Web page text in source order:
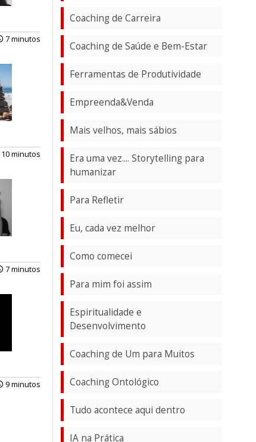
7 minutos
10 minutos
7 minutos
9 minutos
Coaching de Carreira
Coaching de Saúde e Bem-Estar
Ferramentas de Produtividade
Empreenda&Venda
Mais velhos, mais sábios
Era uma vez.... Storytelling para
humanizar
Para Refletir
Eu, cada vez melhor
Como comecei
Para mim foi assim
Espiritualidade e
Desenvolvimento
Coaching de Um para Muitos
Coaching Ontológico
Tudo acontece aqui dentro
IA na Prática